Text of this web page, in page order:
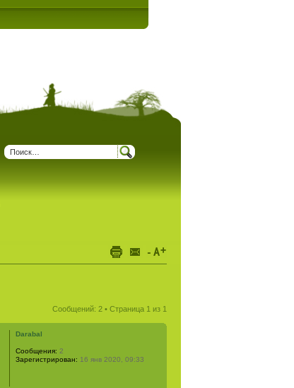
Сообщений: 2 • Страница 1 из 1
Darabal
Сообщения: 2
Зарегистрирован: 16 янв 2020, 09:33